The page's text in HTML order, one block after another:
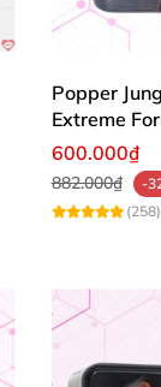
Popper
Extreme
600.000₫
882.000₫
-
(258)